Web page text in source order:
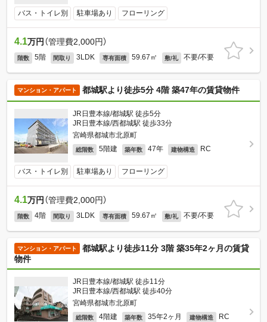
バス・トイレ別 駐車場あり フローリング
4.1万円 （管理費2,000円）
階数 5階 間取り 3LDK 専有面積 59.67㎡ 敷/礼 不要/不要
マンション・アパート 都城駅より徒歩5分 4階 築47年の賃貸物件
JR日豊本線/都城駅 徒歩5分
JR日豊本線/西都城駅 徒歩33分
宮崎県都城市北原町
総階数 5階建 築年数 47年 建物構造 RC
バス・トイレ別 駐車場あり フローリング
4.1万円 （管理費2,000円）
階数 4階 間取り 3LDK 専有面積 59.67㎡ 敷/礼 不要/不要
マンション・アパート
都城駅より徒歩11分 3階 築35年2ヶ月の賃貸
物件
JR日豊本線/都城駅 徒歩11分
JR日豊本線/西都城駅 徒歩40分
宮崎県都城市北原町
総階数 4階建 築年数 35年2ヶ月 建物構造 RC